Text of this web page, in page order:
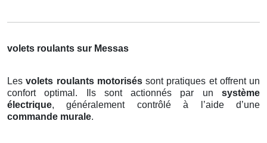
volets roulants sur Messas
Lesvolets roulants motoriséssont pratiques et offrent un
confort optimal. Ils sont actionnés par un système
électrique, généralement contrôlé à l’aide d’une
commande murale.